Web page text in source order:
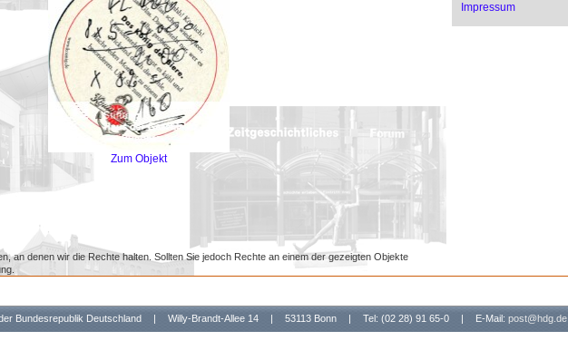
Zum Objekt
an denen wir die Rechte halten. Sollten Sie jedoch Rechte an einem der gezeigten Objekte
Impressum
Bundesrepublik Deutschland | Willy-Brandt-Allee 14 | 53113 Bonn | Tel: (02 28) 91 65-0 | E-Mail: post@hdg.de